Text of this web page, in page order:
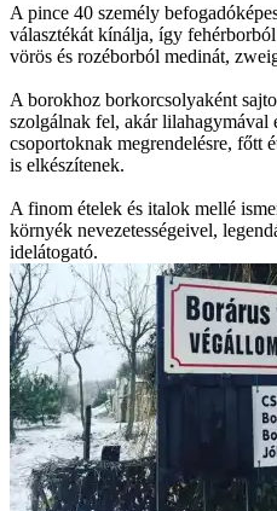
A pince 40 személy
választékát kínálja, így
vörös és rozéborból medinát,
A borokhoz borkorcsolyaként
szolgálnak fel, akár lilahagymával
csoportoknak megrendelésre, főtt
is elkészítenek.
A finom ételek és italok mellé
környék nevezetességeivel,
idelátogató.